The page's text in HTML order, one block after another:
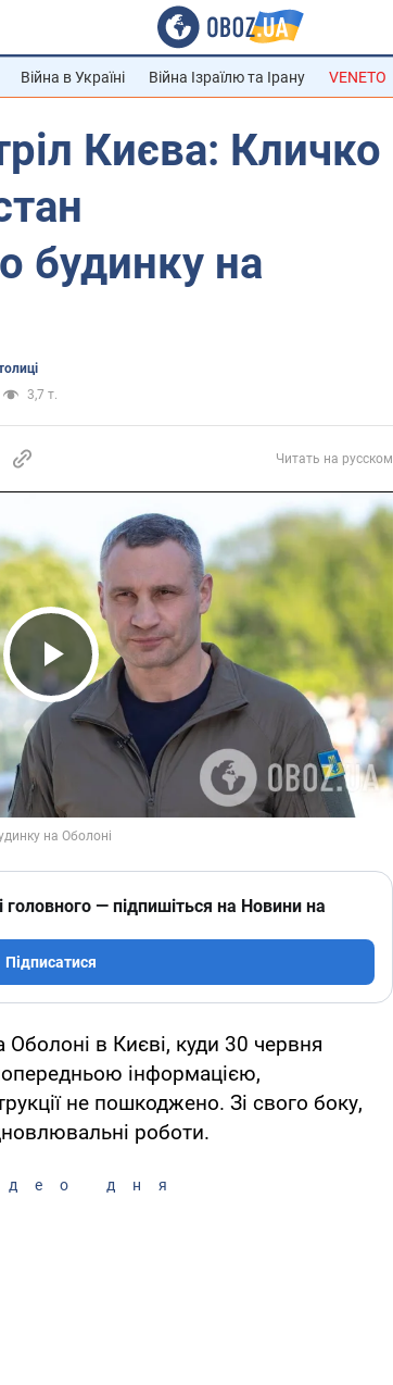
Війна в Україні Війна Ізраїлю та Ірану VENETO
Києва: Кличко
будинку на
3,7 т.
Читать на русском
Play Video
головного — підпишіться на Новини на
Підписатися
в Києві, куди 30 червня
інформацією,
не пошкоджено. Зі свого боку,
роботи.
дня